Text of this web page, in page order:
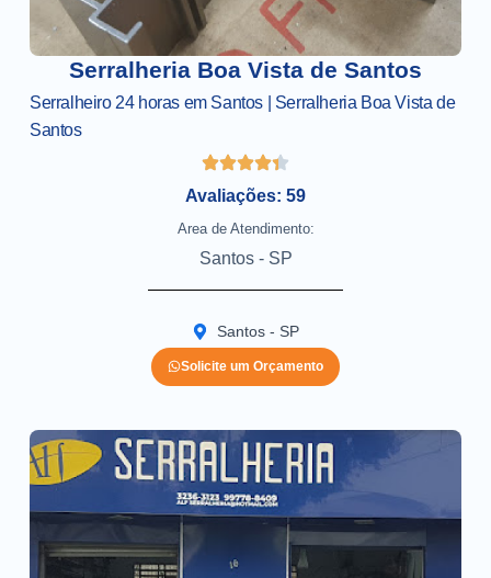
Serralheria Boa Vista de Santos
Serralheiro 24 horas em Santos | Serralheria Boa Vista de
Santos
Avaliações: 59
Area de Atendimento:
Santos - SP
Santos - SP
Solicite um Orçamento